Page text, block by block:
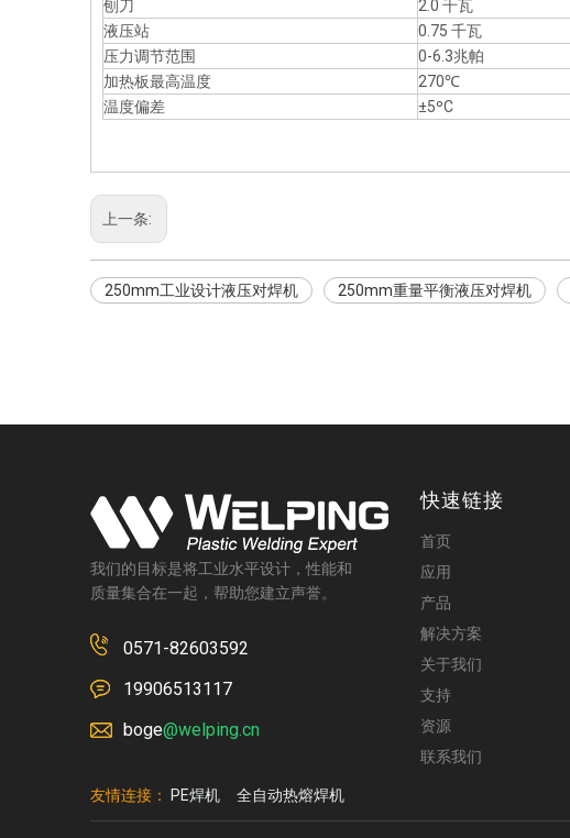
刨刀
2.0 千瓦
液压站
0.75 千瓦
压力调节范围
0-6.3兆帕
加热板最高温度
270℃
温度偏差
±5ºC
上一条:
250mm工业设计液压对焊机 250mm重量平衡液压对焊机
我们的目标是将工业水平设计，性能和
质量集合在一起，帮助您建立声誉。
0571-82603592
19906513117
boge@welping.cn
快速链接
首页
应用
产品
解决方案
关于我们
支持
资源
联系我们
友情连接： PE焊机 全自动热熔焊机